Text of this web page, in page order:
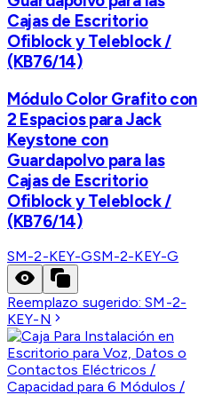
Cajas de Escritorio
Ofiblock y Teleblock /
(KB76/14)
Módulo Color Grafito con
2 Espacios para Jack
Keystone con
Guardapolvo para las
Cajas de Escritorio
Ofiblock y Teleblock /
(KB76/14)
SM-2-KEY-GSM-2-KEY-G
Reemplazo sugerido:SM-2-
KEY-N